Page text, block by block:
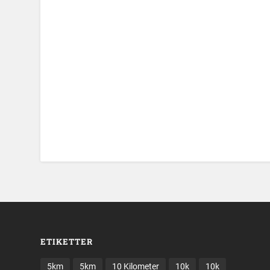
ETIKETTER
5km 5km 10 Kilometer 10k 10k